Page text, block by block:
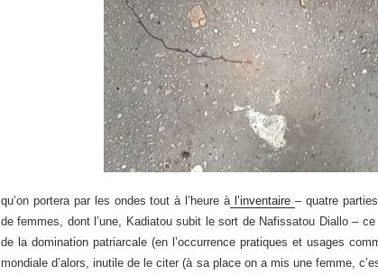
qu’on portera par les ondes tout à l’heure à l’inventaire – quatre
de femmes, dont l’une, Kadiatou subit le sort de Nafissatou Diallo –
de la domination patriarcale (en l’occurrence pratiques et usages
mondiale d’alors, inutile de le citer (à sa place on a mis une femme,